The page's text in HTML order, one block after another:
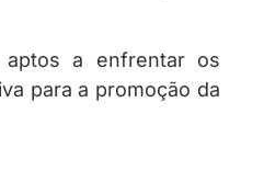
aptos a enfrentar os
para a promoção da